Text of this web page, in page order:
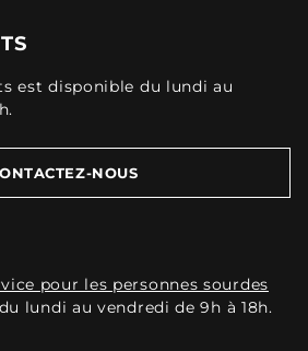
est disponible du lundi au
NOUS
pour les personnes sourdes
du lundi au vendredi de 9h à 18h.